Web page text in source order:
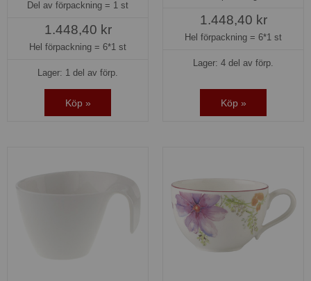
Del av förpackning = 1 st
1.448,40 kr
Hel förpackning = 6*1 st
Lager: 1 del av förp.
Köp »
1.448,40 kr
Hel förpackning = 6*1 st
Lager: 4 del av förp.
Köp »